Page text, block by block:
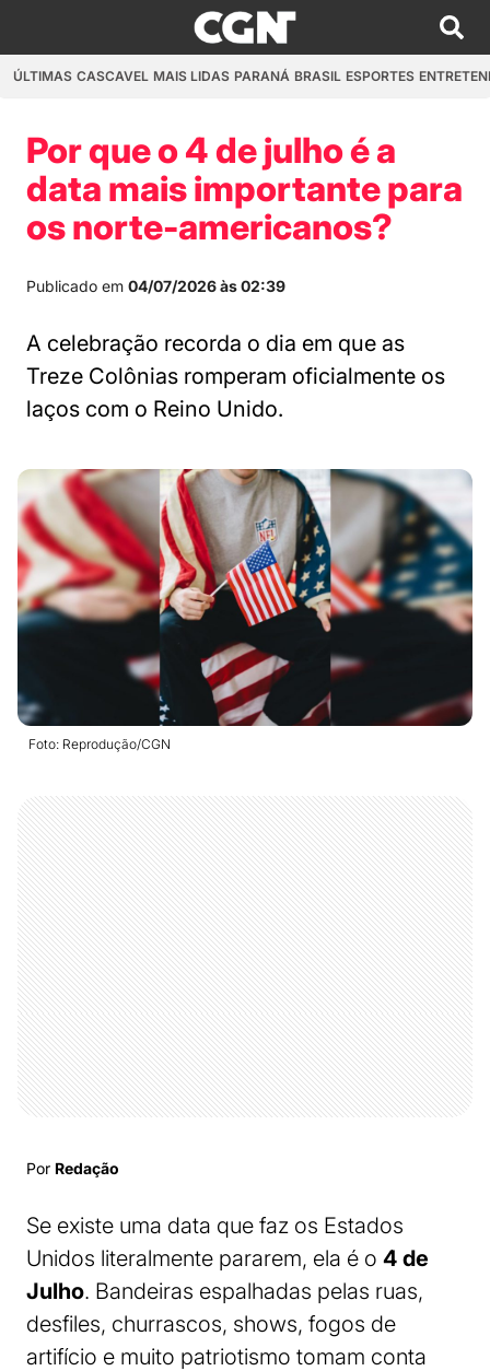
ÚLTIMAS CASCAVEL MAIS LIDAS PARANÁ BRASIL ESPORTES
Por que o 4 de julho é a
data mais importante para
os norte-americanos?
Publicado em 04/07/2026 às 02:39
A celebração recorda o dia em que as
Treze Colônias romperam oficialmente os
laços com o Reino Unido.
Foto: Reprodução/CGN
Por Redação
Se existe uma data que faz os Estados
Unidos literalmente pararem, ela é o 4 de
Julho. Bandeiras espalhadas pelas ruas,
desfiles, churrascos, shows, fogos de
artifício e muito patriotismo tomam conta